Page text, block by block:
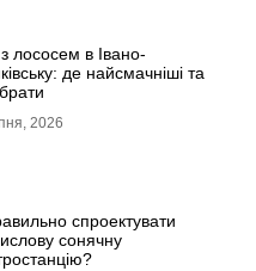
лососем в Івано-
де найсмачніші та
2026
спроектувати
сонячну